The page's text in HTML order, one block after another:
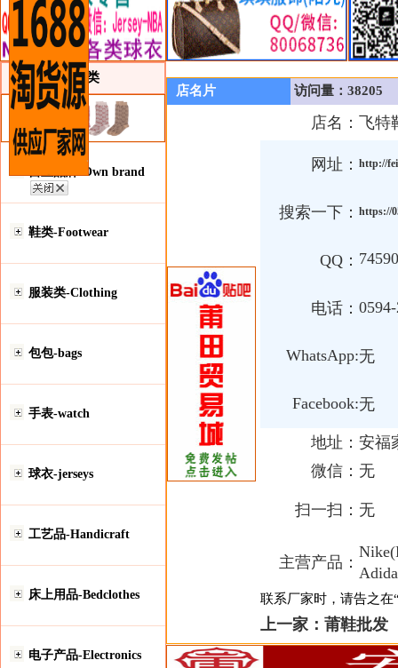
类目详细分类
自主品牌-Own brand
鞋类-Footwear
服装类-Clothing
包包-bags
手表-watch
球衣-jerseys
工艺品-Handicraft
床上用品-Bedclothes
电子产品-Electronics
店名片 访问量：38205
店名： 飞特
网址： http://
搜索一下： https://
QQ：
电话：
WhatsApp:无
Facebook:无
地址： 安福
微信： 无
扫一扫： 无
主营产品：
联系厂家时，请告之在
上一家： 莆鞋批发